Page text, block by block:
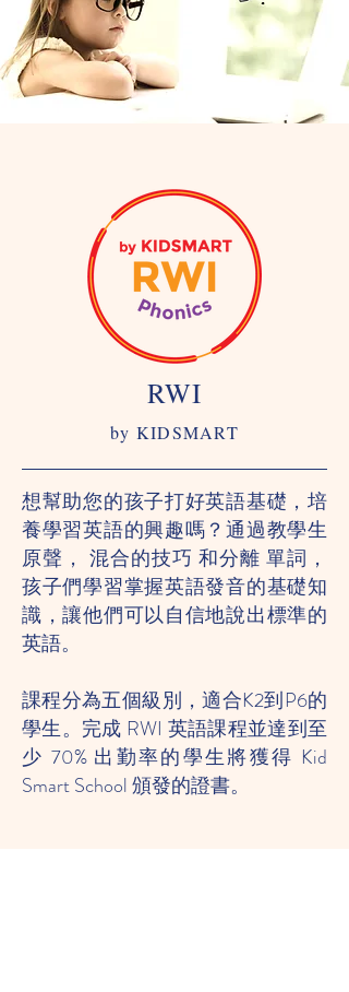
RWI
by KIDSMART
想幫助您的孩子打好英語基礎，培
養學習英語的興趣嗎？通過教學生
原聲， 混合的技巧 和分離 單詞，
孩子們學習掌握英語發音的基礎知
識，讓他們可以自信地說出標準的
英語。
課程分為五個級別，適合K2到P6的
學生。完成 RWI 英語課程並達到至
少 70% 出勤率的學生將獲得 Kid
Smart School 頒發的證書。